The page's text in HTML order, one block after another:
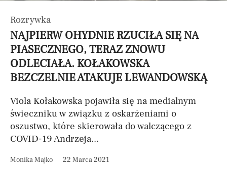
Rozrywka
NAJPIERW OHYDNIE RZUCIŁA SIĘ NA
PIASECZNEGO, TERAZ ZNOWU
ODLECIAŁA. KOŁAKOWSKA
BEZCZELNIE ATAKUJE LEWANDOWSKĄ
Viola Kołakowska pojawiła się na medialnym
świeczniku w związku z oskarżeniami o
oszustwo, które skierowała do walczącego z
COVID-19 Andrzeja...
Monika Majko 22 Marca 2021